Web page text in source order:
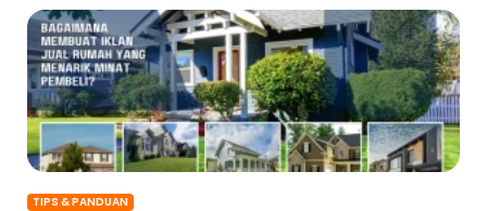
TIPS & PANDUAN